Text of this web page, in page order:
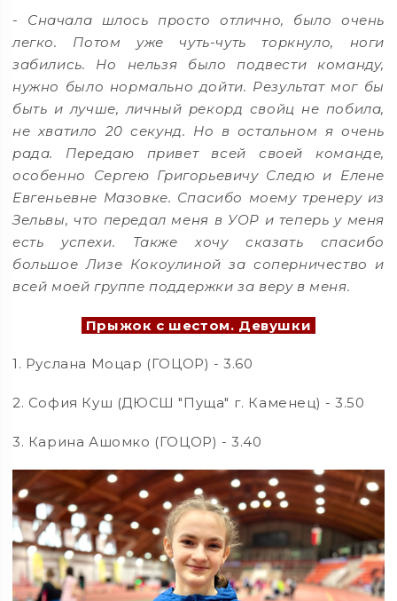
- Сначала шлось просто отлично, было очень
легко. Потом уже чуть-чуть торкнуло, ноги
забились. Но нельзя было подвести команду,
нужно было нормально дойти. Результат мог бы
быть и лучше, личный рекорд свойц не побила,
не хватило 20 секунд. Но в остальном я очень
рада. Передаю привет всей своей команде,
особенно Сергею Григорьевичу Следю и Елене
Евгеньевне Мазовке. Спасибо моему тренеру из
Зельвы, что передал меня в УОР и теперь у меня
есть успехи. Также хочу сказать спасибо
большое Лизе Кокоулиной за соперничество и
всей моей группе поддержки за веру в меня.
Прыжок с шестом. Девушки
1. Руслана Моцар (ГОЦОР) - 3.60
2. София Куш (ДЮСШ "Пуща" г. Каменец) - 3.50
3. Карина Ашомко (ГОЦОР) - 3.40